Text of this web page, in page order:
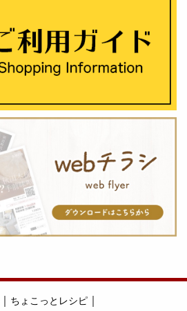
｜ ちょこっとレシピ ｜